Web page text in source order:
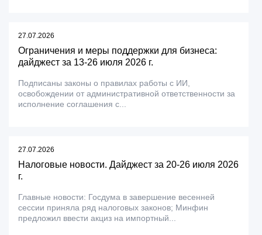
27.07.2026
Ограничения и меры поддержки для бизнеса:
дайджест за 13-26 июля 2026 г.
Подписаны законы о правилах работы с ИИ,
освобождении от административной ответственности за
исполнение соглашения с...
27.07.2026
Налоговые новости. Дайджест за 20-26 июля 2026
г.
Главные новости: Госдума в завершение весенней
сессии приняла ряд налоговых законов; Минфин
предложил ввести акциз на импортный...